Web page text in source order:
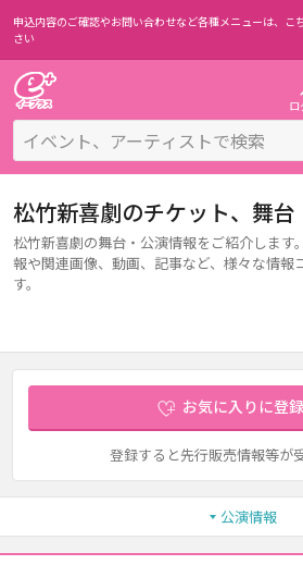
申込内容のご確認やお問い合わせなど各種メニューは、 こ
さい
ロ
松竹新喜劇のチケット、舞
松竹新喜劇の舞台・公演情報をご紹介します
報や関連画像、動画、記事など、様々な情報
す。
お気に入りに登
登録すると先行販売情報等が
公演情報